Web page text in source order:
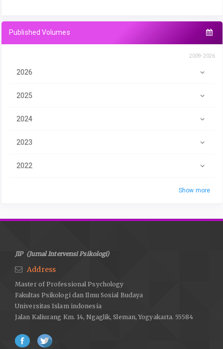
Published Volumes
2009-2026
2026
2025
2024
2023
2022
Show more
JIP (Jurnal Intervensi Psikologi)
Address
Master of Professional Psychology
Fakultas Psikologi dan Ilmu Sosial Budaya
Universitas Islam indonesia
Jalan Kaliurang Km. 14, Ngaglik, Sleman, Yogyakarta. 55584